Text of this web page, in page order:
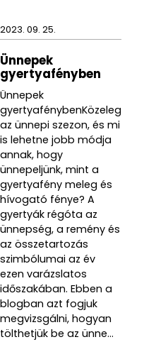
2023. 09. 25.
Ünnepek
gyertyafényben
Ünnepek
gyertyafénybenKözeleg
az ünnepi szezon, és mi
is lehetne jobb módja
annak, hogy
ünnepeljünk, mint a
gyertyafény meleg és
hívogató fénye? A
gyertyák régóta az
ünnepség, a remény és
az összetartozás
szimbólumai az év
ezen varázslatos
időszakában. Ebben a
blogban azt fogjuk
megvizsgálni, hogyan
tölthetjük be az ünne...